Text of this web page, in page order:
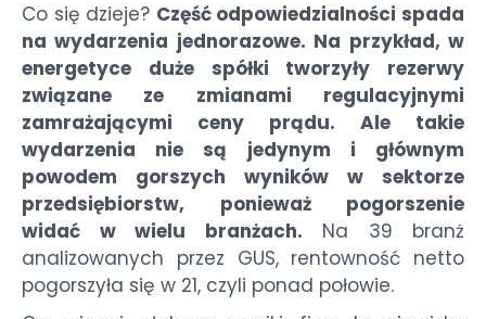
Co się dzieje? Część odpowiedzialności spada
na wydarzenia jednorazowe. Na przykład, w
energetyce duże spółki tworzyły rezerwy
związane ze zmianami regulacyjnymi
zamrażającymi ceny prądu. Ale takie
wydarzenia nie są jedynym i głównym
powodem gorszych wyników w sektorze
przedsiębiorstw, ponieważ pogorszenie
widać w wielu branżach. Na 39 branż
analizowanych przez GUS, rentowność netto
pogorszyła się w 21, czyli ponad połowie.